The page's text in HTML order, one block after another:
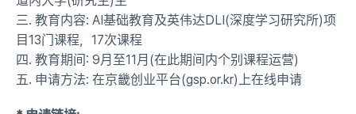
三. 教育内容: AI基础教育及英伟达DLI(深度学习研究所)项
目13门课程，17次课程
四. 教育期间: 9月至11月(在此期间内个别课程运营)
五. 申请方法: 在京畿创业平台(gsp.or.kr)上在线申请